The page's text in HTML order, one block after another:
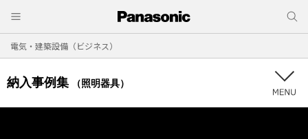
電気・建築設備（ビジネス）
納入事例集 （照明器具）